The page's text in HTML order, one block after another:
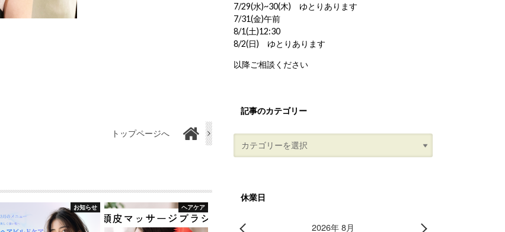
トップページへ
お知らせ ヘアケア
7/29(水)~30(木) ゆとりあります
7/31(金)午前
8/1(土)12:30
8/2(日) ゆとりあります
以降ご相談ください
記事のカテゴリー
休業日
2026年 8月